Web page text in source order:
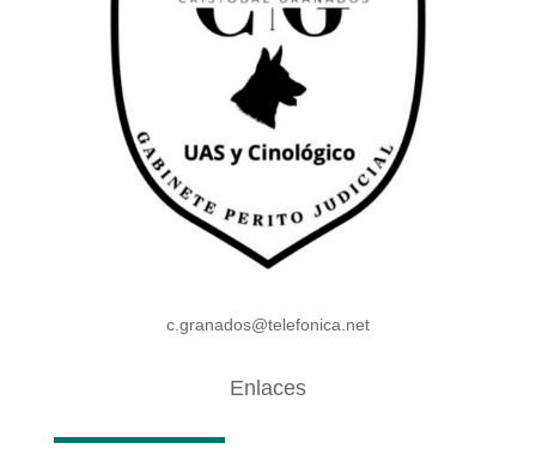
c.granados@telefonica.net
Enlaces